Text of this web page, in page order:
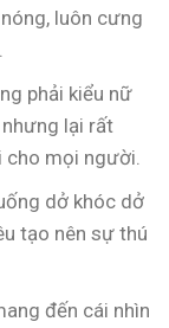
luôn cưng
phải kiểu nữ
lại rất
cho mọi người.
dở khóc dở
tạo nên sự thú
đến cái nhìn